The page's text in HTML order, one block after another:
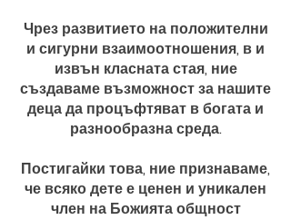
Чрез развитието на положителни
и сигурни взаимоотношения, в и
извън класната стая, ние
създаваме възможност за нашите
деца да процъфтяват в богата и
разнообразна среда.
Постигайки това, ние признаваме,
че всяко дете е ценен и уникален
член на Божията общност